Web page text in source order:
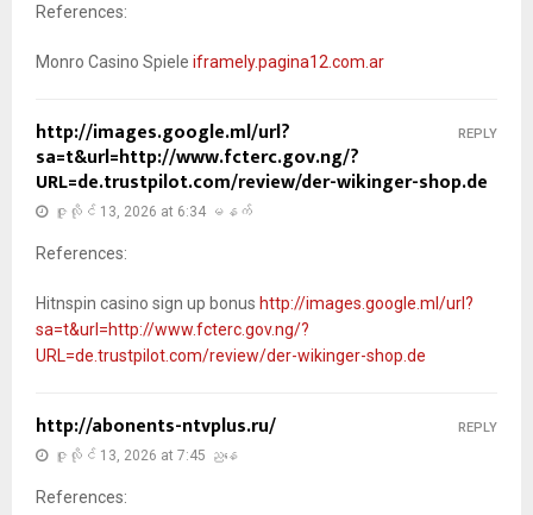
References:
Monro Casino Spiele iframely.pagina12.com.ar
http://images.google.ml/url?
sa=t&url=http://www.fcterc.gov.ng/?
URL=de.trustpilot.com/review/der-wikinger-shop.de
ဇူလိုင် 13, 2026 at 6:34 မနက်
References:
Hitnspin casino sign up bonus http://images.google.ml/url?
sa=t&url=http://www.fcterc.gov.ng/?
URL=de.trustpilot.com/review/der-wikinger-shop.de
REPLY
http://abonents-ntvplus.ru/
ဇူလိုင် 13, 2026 at 7:45 ညနေ
References:
REPLY